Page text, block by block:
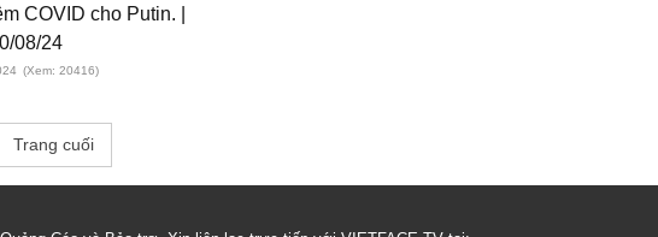
COVID cho Putin. |
08/24
(Xem: 20416)
Trang cuối